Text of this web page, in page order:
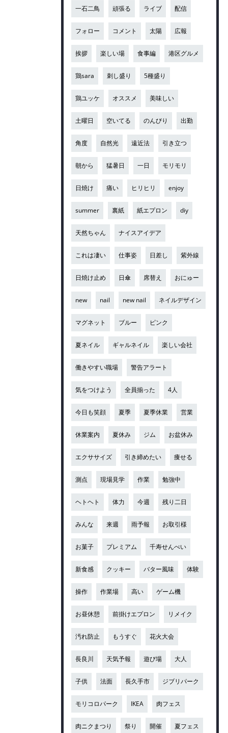
一石二鳥 頑張る ライブ 配信
フォロー コメント 太陽 広報
挨拶 楽しい場 食事編 港区グルメ
鶏sara 刺し盛り 5種盛り
鶏ユッケ オススメ 美味しい
土曜日 空いてる のんびり 出勤
角度 自然光 遠近法 引き立つ
朝から 猛暑日 一日 モリモリ
日焼け 痛い ヒリヒリ enjoy
summer 裏紙 紙エプロン diy
天然ちゃん ナイスアイデア
これは凄い 仕事姿 日差し 紫外線
日焼け止め 日傘 席替え おにゅー
new nail new nail ネイルデザイン
マグネット ブルー ピンク
夏ネイル ギャルネイル 楽しい会社
働きやすい職場 警告アラート
気をつけよう 全員揃った 4人
今日も笑顔 夏季 夏季休業 営業
休業案内 夏休み ジム お盆休み
エクササイズ 引き締めたい 痩せる
測点 現場見学 作業 勉強中
ヘトヘト 体力 今週 残り二日
みんな 来週 雨予報 お取引様
お菓子 プレミアム 千寿せんべい
新食感 クッキー バター風味 体験
操作 作業場 高い ゲーム機
お昼休憩 前掛けエプロン リメイク
汚れ防止 もうすぐ 花火大会
長良川 天気予報 遊び場 大人
子供 法面 長久手市 ジブリパーク
モリコロパーク IKEA 肉フェス
肉ニクまつり 祭り 開催 夏フェス